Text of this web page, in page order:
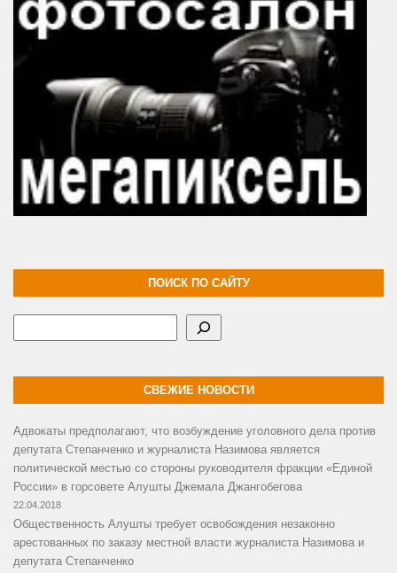
ПОИСК ПО САЙТУ
СВЕЖИЕ НОВОСТИ
Адвокаты предполагают, что возбуждение уголовного дела против
депутата Степанченко и журналиста Назимова является
политической местью со стороны руководителя фракции «Единой
России» в горсовете Алушты Джемала Джангобегова
22.04.2018
Общественность Алушты требует освобождения незаконно
арестованных по заказу местной власти журналиста Назимова и
депутата Степанченко